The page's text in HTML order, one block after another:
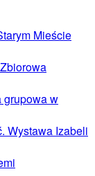
Mieście
grupowa w
Wystawa Izabeli